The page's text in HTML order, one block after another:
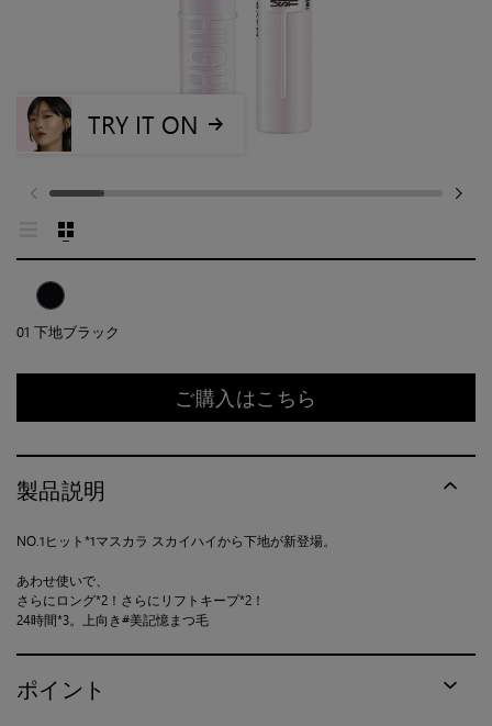
01 下地ブラック
TRY IT ON
ご購入はこちら
製品説明
NO.1ヒット*1マスカラ スカイハイから下地が新登場。
あわせ使いで、
さらにロング*2！さらにリフトキープ*2！
24時間*3。上向き#美記憶まつ毛
ポイント